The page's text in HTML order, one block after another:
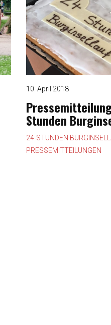
10. April 2018
Stunden
24-STUNDEN
PRESSEMITTEILUNGEN